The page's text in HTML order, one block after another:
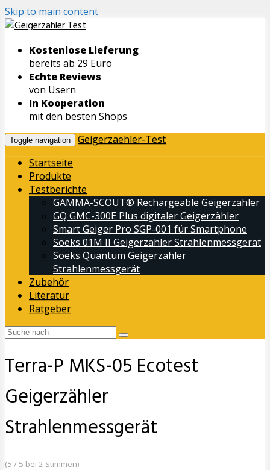
Skip to main content
Kostenlose Lieferung
bereits ab 29 Euro
Echte Reviews
von Usern
In Kooperation
mit den besten Shops
Toggle navigation
Geigerzaehler-Test
Startseite
Produkte
Testberichte
GAMMA-SCOUT® Rechargeable Geigerzähler
GQ GMC-300E Plus digitaler Geigerzähler
Smart Geiger Pro SGP-001 für Smartphone
Soeks 01M II Geigerzähler Strahlenmessgerät
Soeks Quantum Geigerzähler
Strahlenmessgerät
Zubehör
Literatur
Ratgeber
Terra-P MKS-05 Ecotest
Geigerzähler
Strahlenmessgerät
(5 / 5 bei 2 Stimmen)